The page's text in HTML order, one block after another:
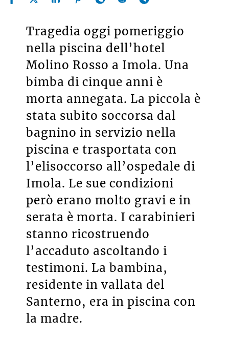
Tragedia oggi pomeriggio
nella piscina dell’hotel
Molino Rosso a Imola. Una
bimba di cinque anni è
morta annegata. La piccola è
stata subito soccorsa dal
bagnino in servizio nella
piscina e trasportata con
l’elisoccorso all’ospedale di
Imola. Le sue condizioni
però erano molto gravi e in
serata è morta. I carabinieri
stanno ricostruendo
l’accaduto ascoltando i
testimoni. La bambina,
residente in vallata del
Santerno, era in piscina con
la madre.